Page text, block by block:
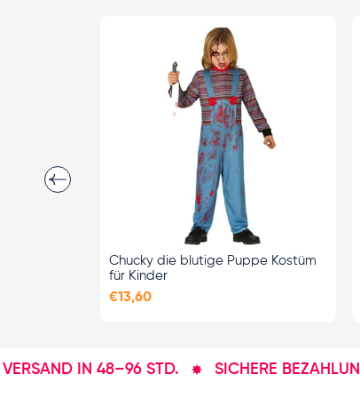
Chucky die blutige Puppe Kostüm
für Kinder
€13,60
OPTIONEN
AUSWÄHLEN
Vorherige
IN 48–96 STD. SICHERE BEZAHLUNG